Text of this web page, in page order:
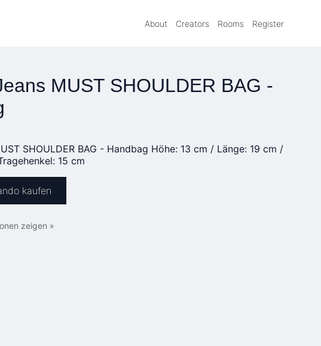
About Creators Rooms Register
MUST SHOULDER BAG -
SHOULDER BAG - Handbag Höhe: 13 cm / Länge: 19 cm /
15 cm
kaufen
zeigen »